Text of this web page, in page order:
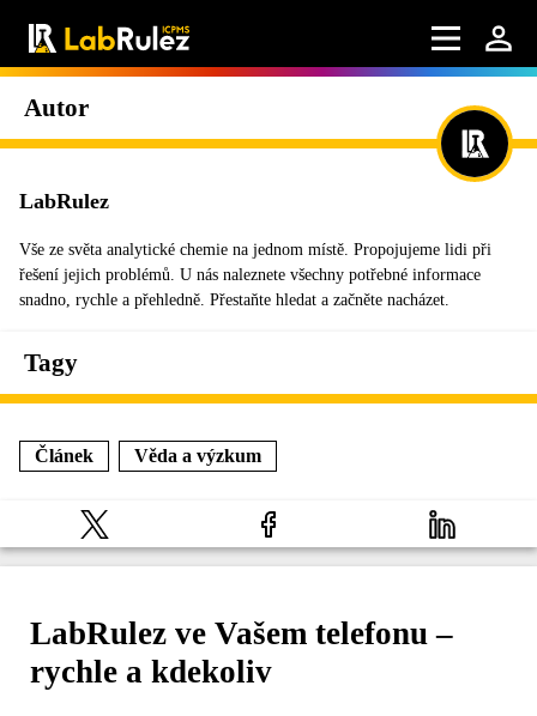
Autor
LabRulez
Vše ze světa analytické chemie na jednom místě. Propojujeme lidi při
řešení jejich problémů. U nás naleznete všechny potřebné informace
snadno, rychle a přehledně. Přestaňte hledat a začněte nacházet.
Tagy
Článek Věda a výzkum
LabRulez ve Vašem telefonu –
rychle a kdekoliv